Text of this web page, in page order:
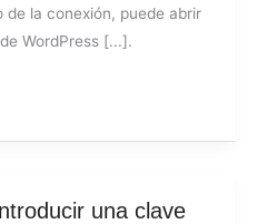
la conexión, puede abrir
WordPress [...].
una clave